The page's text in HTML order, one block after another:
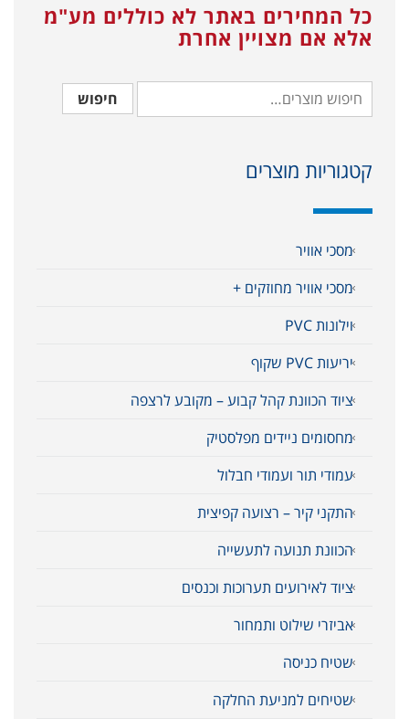
כל המחירים באתר לא כוללים מע"מ
אלא אם מצויין אחרת
חיפוש
קטגוריות מוצרים
מסכי אוויר
מסכי אוויר מחוזקים +
וילונות PVC
יריעות PVC שקוף
ציוד הכוונת קהל קבוע – מקובע לרצפה
מחסומים ניידים מפלסטיק
עמודי תור ועמודי חבלול
התקני קיר – רצועה קפיצית
הכוונת תנועה לתעשייה
ציוד לאירועים תערוכות וכנסים
אביזרי שילוט ותמחור
שטיח כניסה
שטיחים למניעת החלקה